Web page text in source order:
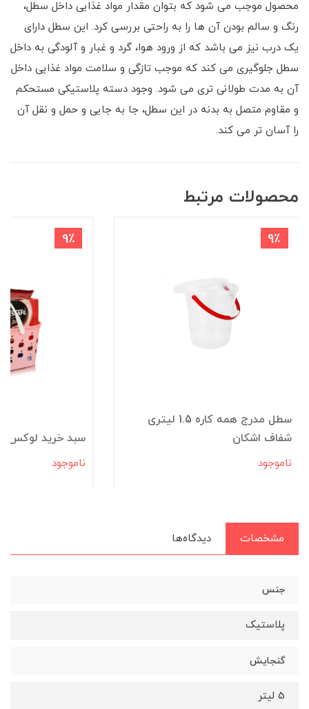
محصول موجب می شود که بتوان مقدار مواد غذایی داخل سطل،
رنگ و سالم بودن آن ها را به راحتی بررسی کرد. این سطل دارای
یک درب نیز می باشد که از ورود هوا، گرد و غبار و آلودگی به داخل
سطل جلوگیری می کند که موجب تازگی و سلامت مواد غذایی داخل
آن به مدت طولانی تری می شود. وجود دسته پلاستیکی مستحکم
و مقاوم متصل به بدنه در این سطل، جا به جایی و حمل و نقل آن
را آسان تر می کند.
محصولات مرتبط
9٪
سطل مدرج همه کاره 1.5 لیتری
شفاف اشکان
ناموجود
9٪
سبد خرید لوکس 6000 اشکان
ناموجود
مشخصات دیدگاه‌ها
جنس
پلاستیک
گنجایش
5 لیتر